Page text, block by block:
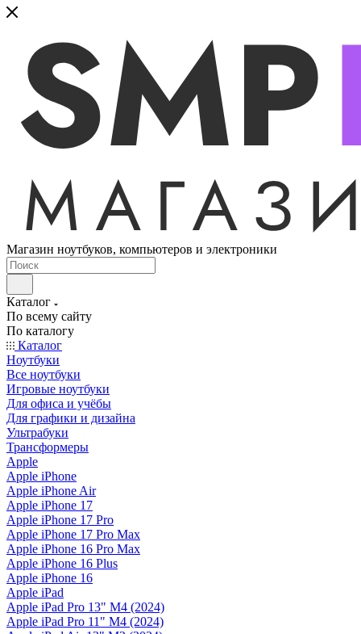
Магазин ноутбуков, компьютеров и электроники
Каталог
По всему сайту
По каталогу
Каталог
Ноутбуки
Все ноутбуки
Игровые ноутбуки
Для офиса и учёбы
Для графики и дизайна
Ультрабуки
Трансформеры
Apple
Apple iPhone
Apple iPhone Air
Apple iPhone 17
Apple iPhone 17 Pro
Apple iPhone 17 Pro Max
Apple iPhone 16 Pro Max
Apple iPhone 16 Plus
Apple iPhone 16
Apple iPad
Apple iPad Pro 13" M4 (2024)
Apple iPad Pro 11" M4 (2024)